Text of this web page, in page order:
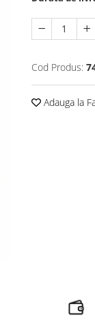
Cod Produs:
Adauga la